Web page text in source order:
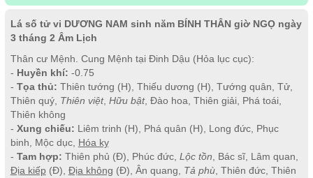
Lá số tử vi DƯƠNG NAM sinh năm BÍNH THÂN giờ NGỌ ngày
3 tháng 2 Âm Lịch
Thân cư Mệnh. Cung Mệnh tại Đinh Dậu (Hỏa lục cục):
- Huyền khí: -0.75
- Tọa thủ: Thiên tướng (H), Thiếu dương (H), Tướng quân, Tử,
Thiên quý, Thiên việt, Hữu bật, Đào hoa, Thiên giải, Phá toái,
Thiên không
- Xung chiếu: Liêm trinh (H), Phá quân (H), Long đức, Phục
binh, Mộc dục, Hóa kỵ
- Tam hợp: Thiên phủ (Đ), Phúc đức, Lộc tồn , Bác sĩ, Lâm quan,
Địa kiếp(Đ), Địa không (Đ), Ân quang, Tả phù, Thiên đức, Thiên